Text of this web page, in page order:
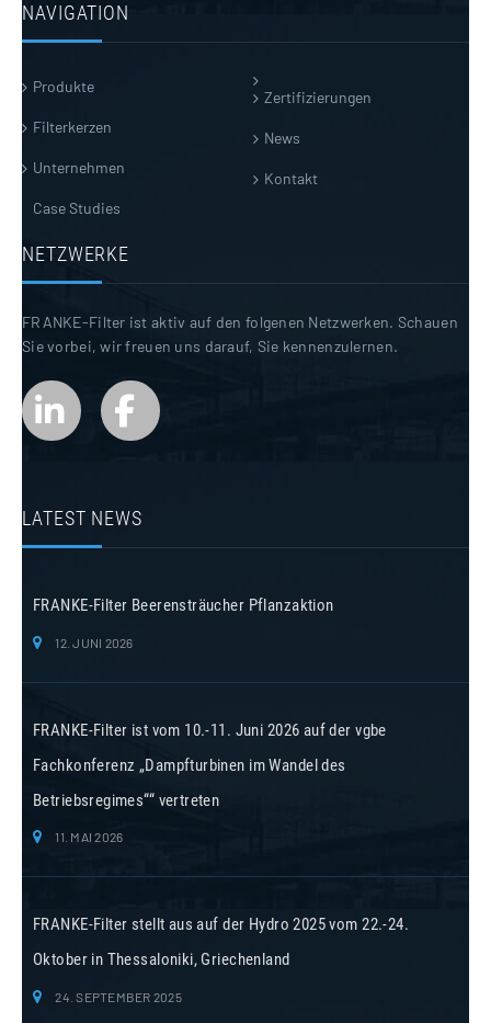
NAVIGATION
Produkte
Filterkerzen
Unternehmen
Case Studies
Zertifizierungen
News
Kontakt
NETZWERKE
FRANKE-Filter ist aktiv auf den folgenen Netzwerken. Schauen
Sie vorbei, wir freuen uns darauf, Sie kennenzulernen.
LATEST NEWS
FRANKE-Filter Beerensträucher Pflanzaktion
12. JUNI 2026
FRANKE-Filter ist vom 10.-11. Juni 2026 auf der vgbe
Fachkonferenz „Dampfturbinen im Wandel des
Betriebsregimes““ vertreten
11. MAI 2026
FRANKE-Filter stellt aus auf der Hydro 2025 vom 22.-24.
Oktober in Thessaloniki, Griechenland
24. SEPTEMBER 2025